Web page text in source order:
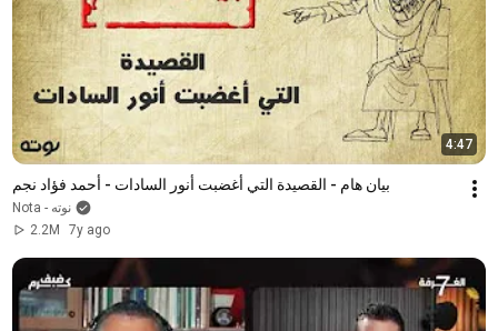
4:47
بيان هام - القصيدة التي أغضبت أنور السادات - أحمد فؤاد نجم
Nota - نوته
2.2M
7y ago